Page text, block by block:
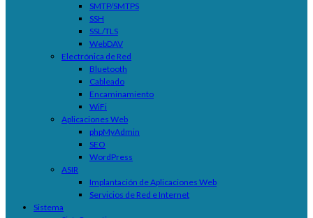
SMTP/SMTPS
SSH
SSL/TLS
WebDAV
Electrónica de Red
Bluetooth
Cableado
Encaminamiento
WiFi
Aplicaciones Web
phpMyAdmin
SEO
WordPress
ASIR
Implantación de Aplicaciones Web
Servicios de Red e Internet
Sistema